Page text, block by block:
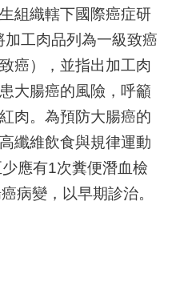
組織轄下國際癌症研
加工肉品列為一級致癌
癌），並指出加工肉
大腸癌的風險，呼籲
肉。為預防大腸癌的
纖維飲食與規律運動
應有1次糞便潛血檢
病變，以早期診治。